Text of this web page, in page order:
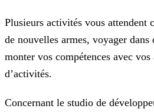
Plusieurs activités vous attendent
de nouvelles armes, voyager dans
monter vos compétences avec vos
d’activités.
Concernant le studio de